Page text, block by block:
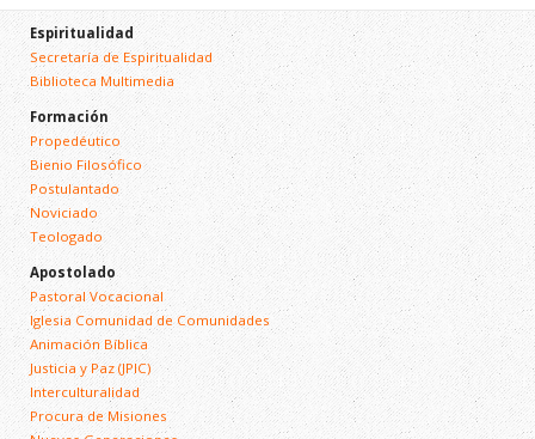
Espiritualidad
Secretaría de Espiritualidad
Biblioteca Multimedia
Formación
Propedéutico
Bienio Filosófico
Postulantado
Noviciado
Teologado
Apostolado
Pastoral Vocacional
Iglesia Comunidad de Comunidades
Animación Bíblica
Justicia y Paz (JPIC)
Interculturalidad
Procura de Misiones